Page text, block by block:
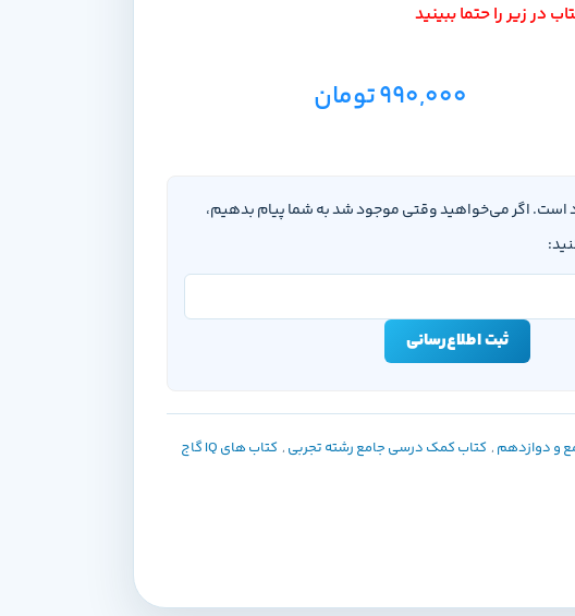
در زیر را حتما ببینید
990,000تومان
است. اگر می‌خواهید وقتی موجود شد به شما پیام بدهیم،
ثبت اطلاع‌رسانی
و دوازدهم , کتاب کمک درسی جامع رشته تجربی , کتاب های IQ گاج